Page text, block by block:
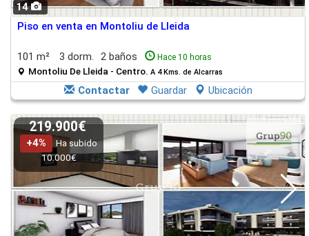
14
Piso en venta en Montoliu de Lleida
101 m² 3 dorm. 2 baños Hace 10 horas
Montoliu De Lleida - Centro. A 4 Kms. de Alcarras
Contactar Guardar Ubicación
219.900€
+4%
Ha subido
10.000€